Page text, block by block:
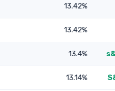
13.42%
13.42%
13.4%
13.14%